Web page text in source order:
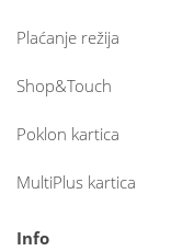
Plaćanje režija
Shop&Touch
Poklon kartica
MultiPlus kartica
Info